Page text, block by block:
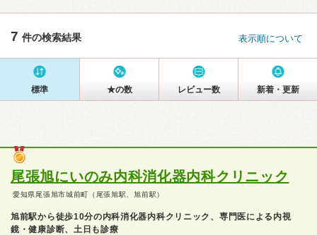
7 件の検索結果 表示順について
標準 ★の数 レビュー数 新着・更新
尾張旭にいのみ内科消化器内科クリニック
愛知県尾張旭市城前町（尾張旭駅、旭前駅）
旭前駅から徒歩10分の内科消化器内科クリニック、専門医による内視
鏡・健康診断、土日も診療